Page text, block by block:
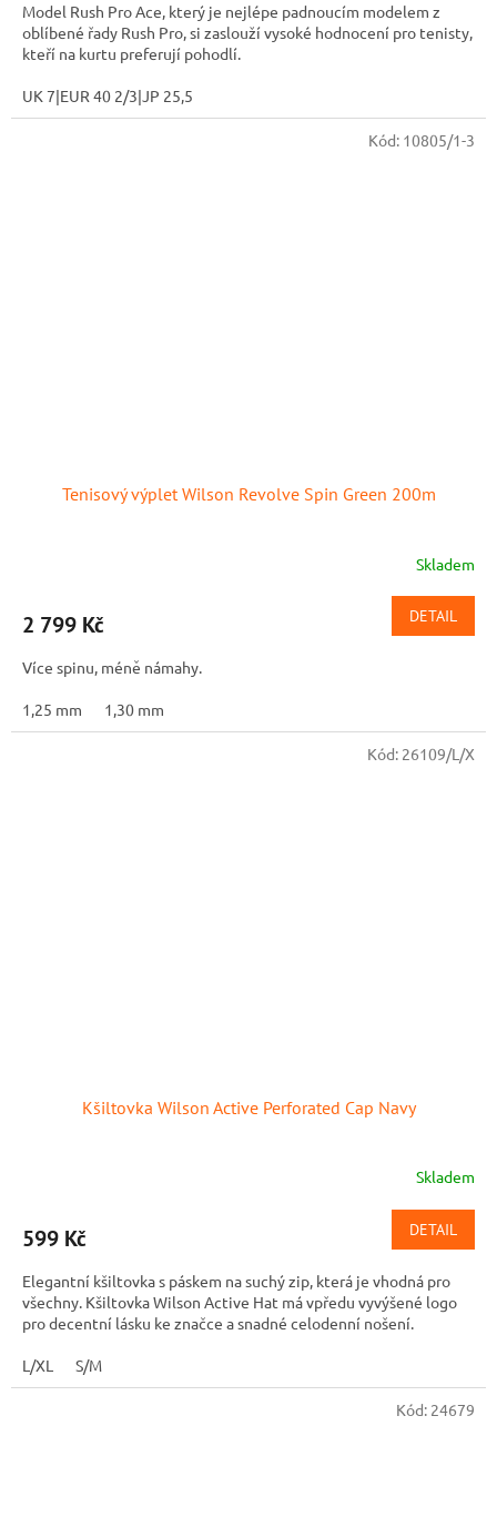
Model Rush Pro Ace, který je nejlépe padnoucím modelem z
oblíbené řady Rush Pro, si zaslouží vysoké hodnocení pro tenisty,
kteří na kurtu preferují pohodlí.
UK 7|EUR 40 2/3|JP 25,5
Tenisový výplet Wilson Revolve Spin Green 200m
Skladem
2 799 Kč DETAIL
Více spinu, méně námahy.
1,25 mm 1,30 mm
Kód: 10805/1-3
Kšiltovka Wilson Active Perforated Cap Navy
Skladem
599 Kč DETAIL
Elegantní kšiltovka s páskem na suchý zip, která je vhodná pro
všechny. Kšiltovka Wilson Active Hat má vpředu vyvýšené logo
pro decentní lásku ke značce a snadné celodenní nošení.
L/XL S/M
Kód: 26109/L/X
Kód: 24679